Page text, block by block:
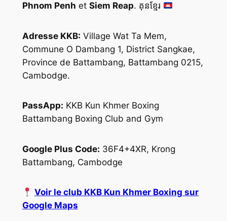
Phnom Penh et Siem Reap. គុនខ្មែរ
Adresse KKB: Village Wat Ta Mem,
Commune O Dambang 1, District Sangkae,
Province de Battambang, Battambang 0215,
Cambodge.
PassApp: KKB Kun Khmer Boxing
Battambang Boxing Club and Gym
Google Plus Code: 36F4+4XR, Krong
Battambang, Cambodge
Voir le club KKB Kun Khmer Boxing sur
Google Maps